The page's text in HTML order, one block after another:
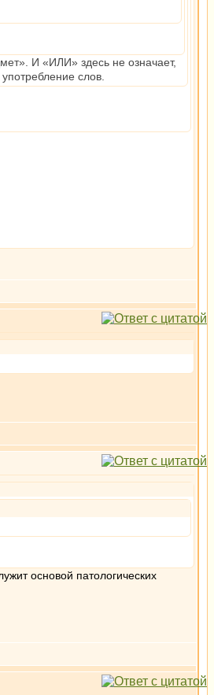
И «ИЛИ» здесь не означает,
слов.
основой патологических